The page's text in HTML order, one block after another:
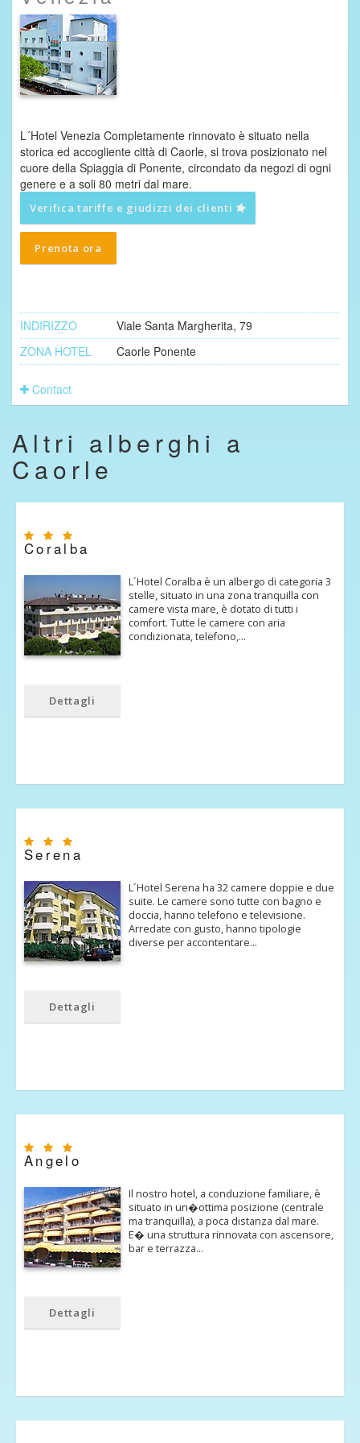
L´Hotel Venezia Completamente rinnovato è situato nella
storica ed accogliente città di Caorle, si trova posizionato nel
cuore della Spiaggia di Ponente, circondato da negozi di ogni
genere e a soli 80 metri dal mare.
Verifica tariffe e giudizzi dei clienti
Prenota ora
INDIRIZZO
Viale Santa Margherita, 79
ZONA HOTEL
Caorle Ponente
Contact
Altri alberghi a
Caorle
Coralba
L´Hotel Coralba è un albergo di categoria 3
stelle, situato in una zona tranquilla con
camere vista mare, è dotato di tutti i
comfort. Tutte le camere con aria
condizionata, telefono,…
Dettagli
Serena
L´Hotel Serena ha 32 camere doppie e due
suite. Le camere sono tutte con bagno e
doccia, hanno telefono e televisione.
Arredate con gusto, hanno tipologie
diverse per accontentare…
Dettagli
Angelo
Il nostro hotel, a conduzione familiare, è
situato in un�ottima posizione (centrale
ma tranquilla), a poca distanza dal mare.
E� una struttura rinnovata con ascensore,
bar e terrazza…
Dettagli